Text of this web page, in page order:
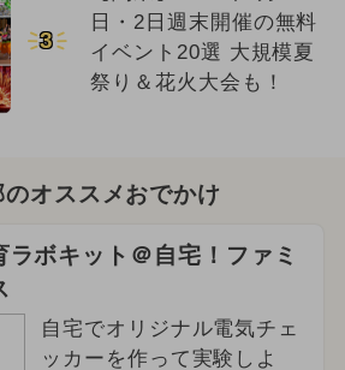
3
日・2日週末開催の無料
イベント20選 大規模夏
祭り＆花火大会も！
オススメおでかけ
ラボキット＠自宅！ファミ
自宅でオリジナル電気チェ
ッカーを作って実験しよ